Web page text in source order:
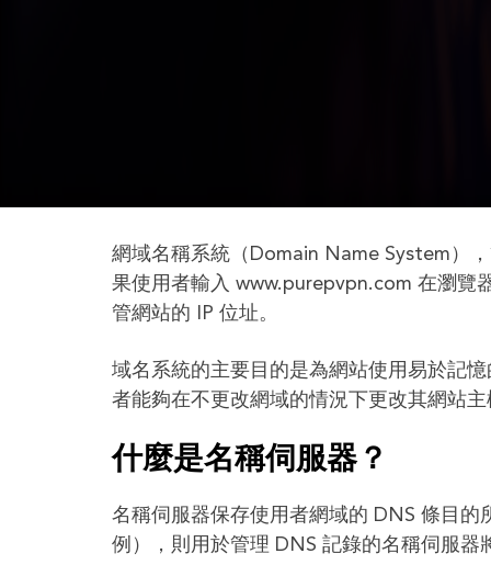
網域名稱系統（Domain Name System）
果使用者輸入 www.purepvpn.com 在瀏覽
管網站的 IP 位址。
域名系統的主要目的是為網站使用易於記
者能夠在不更改網域的情況下更改其網站
什麼是名稱伺服器？
名稱伺服器保存使用者網域的 DNS 條目
例），則用於管理 DNS 記錄的名稱伺服